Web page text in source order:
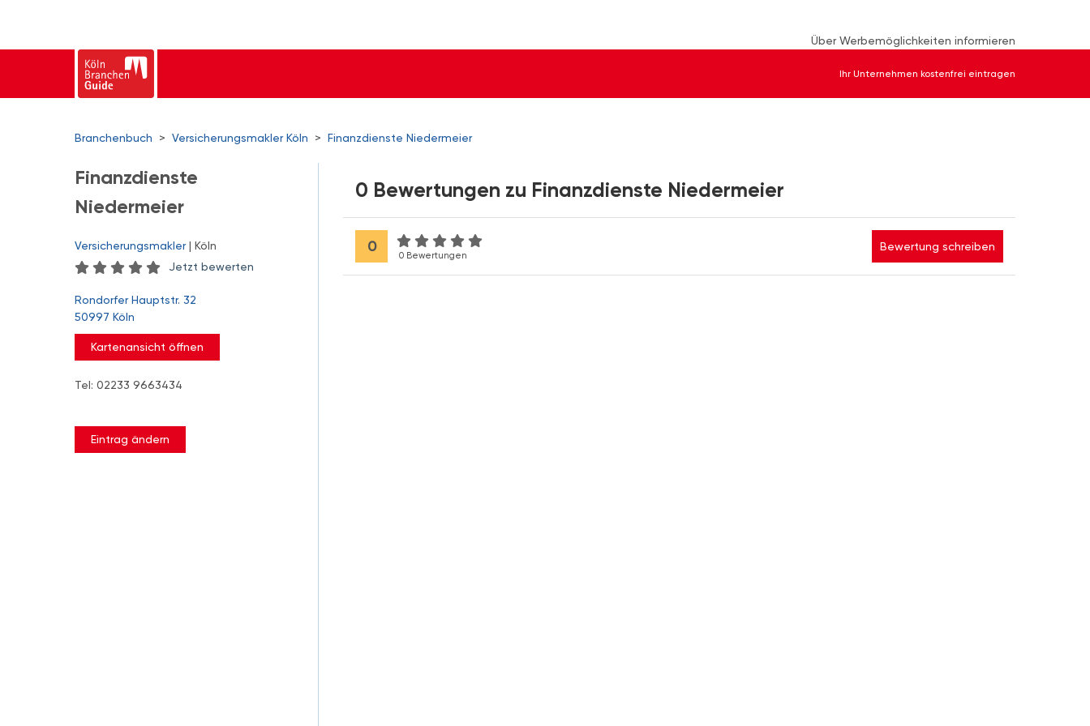
Über Werbemöglichkeiten informieren
Ihr Unternehmen kostenfrei eintragen
Branchenbuch > Versicherungsmakler Köln > Finanzdienste Niedermeier
Finanzdienste
Niedermeier
Versicherungsmakler| Köln
Jetzt bewerten
Rondorfer Hauptstr. 32
50997 Köln
Kartenansicht öffnen
Tel: 02233 9663434
Eintrag ändern
0 Bewertungen zu Finanzdienste Niedermeier
0
0 Bewertungen
Bewertung schreiben